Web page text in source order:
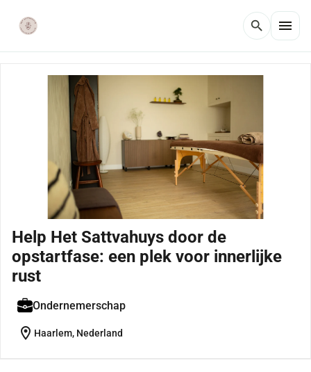
search menu
Help Het Sattvahuys door de
opstartfase: een plek voor innerlijke
rust
Ondernemerschap
location_on Haarlem, Nederland